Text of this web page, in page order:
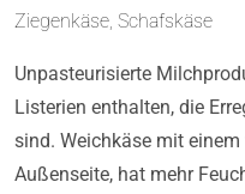
Ziegenkäse, Schafskäse
Unpasteurisierte
Listerien enthalten, die
sind. Weichkäse mit
Außenseite, hat mehr